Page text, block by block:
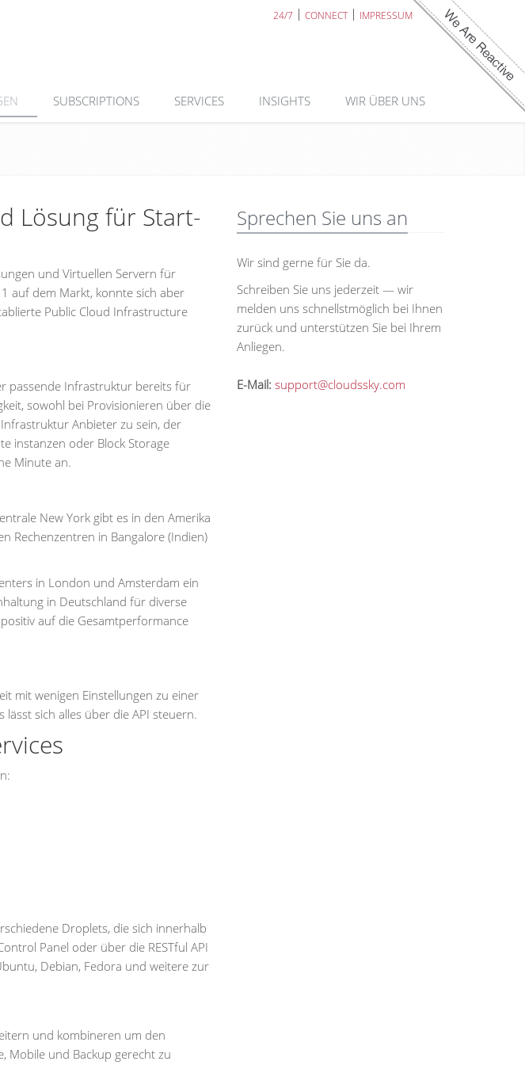
24/7 CONNECT IMPRESSUM
SUBSCRIPTIONS SERVICES INSIGHTS WIR ÜBER UNS
Lösung für Start-
und Virtuellen Servern für
auf dem Markt, konnte sich aber
Public Cloud Infrastructure
passende Infrastruktur bereits für
sowohl bei Provisionieren über die
Anbieter zu sein, der
instanzen oder Block Storage
Minute an.
New York gibt es in den Amerika
Rechenzentren in Bangalore (Indien)
in London und Amsterdam ein
in Deutschland für diverse
auf die Gesamtperformance
mit wenigen Einstellungen zu einer
sich alles über die API steuern.
Droplets, die sich innerhalb
Panel oder über die RESTful API
Debian, Fedora und weitere zur
und kombineren um den
Mobile und Backup gerecht zu
Sprechen Sie uns an
Wir sind gerne für Sie da.
Schreiben Sie uns jederzeit — wir
melden uns schnellstmöglich bei Ihnen
zurück und unterstützen Sie bei Ihrem
Anliegen.
E-Mail: support@cloudssky.com